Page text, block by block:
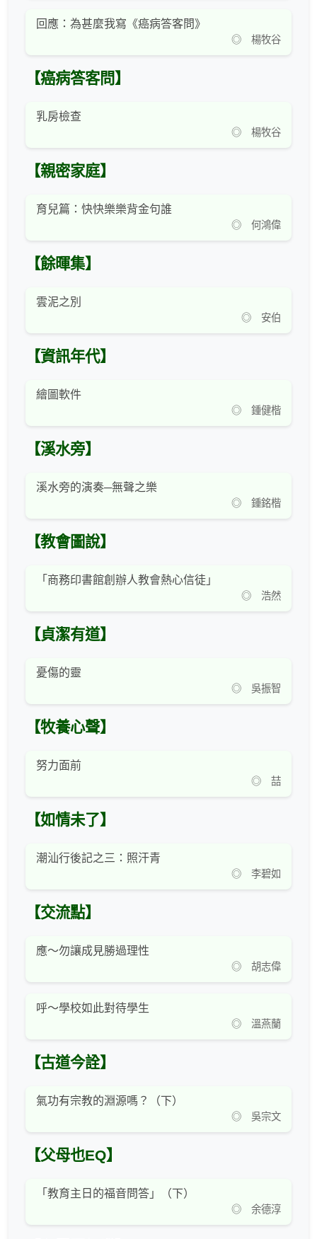
回應：為甚麼我寫《癌病答客問》
◎ 楊牧谷
【癌病答客問】
乳房檢查
◎ 楊牧谷
【親密家庭】
育兒篇：快快樂樂背金句誰
◎ 何鴻偉
【餘暉集】
雲泥之別
◎ 安伯
【資訊年代】
繪圖軟件
◎ 鍾健楷
【溪水旁】
溪水旁的演奏─無聲之樂
◎ 鍾銘楷
【教會圖說】
「商務印書館創辦人教會熱心信徒」
◎ 浩然
【貞潔有道】
憂傷的靈
◎ 吳振智
【牧養心聲】
努力面前
◎ 喆
【如情未了】
潮汕行後記之三：照汗青
◎ 李碧如
【交流點】
應～勿讓成見勝過理性
◎ 胡志偉
呼～學校如此對待學生
◎ 溫燕蘭
【古道今詮】
氣功有宗教的淵源嗎？（下）
◎ 吳宗文
【父母也EQ】
「教育主日的福音問答」（下）
◎ 余德淳